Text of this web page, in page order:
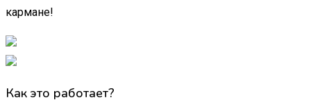
кармане!
Как это работает?